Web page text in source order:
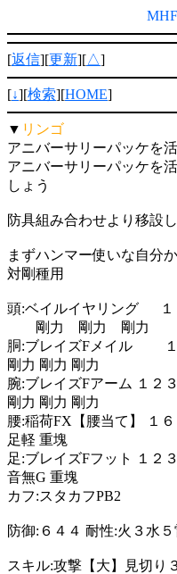
[返信][更新][△]
[↓][検索][HOME]
▼ リンゴ
アニバーサリーパッケを
アニバーサリーパッケを
しょう
防具組み合わせより移設
まずハンマー使いな自分
対剛種用
頭:ベイルイヤリング １
剛力 剛力 剛力
胴:ブレイズFメイル １
剛力 剛力 剛力
腕:ブレイズFアーム １２３
剛力 剛力 剛力
腰:稲荷FX【腰当て】 １６
足軽 重塊
足:ブレイズFフット １２３
音無G 重塊
カフ:スタカフPB2
防御:６４４ 耐性:火３水
スキル:攻撃【大】見切り